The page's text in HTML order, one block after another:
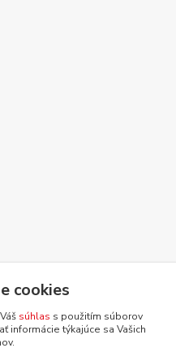
cookies
súhlas s použitím súborov
informácie týkajúce sa Vašich